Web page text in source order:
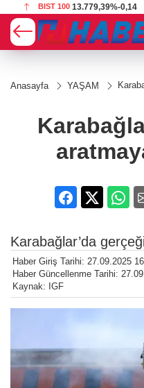
BIST 100 13.779,39%-0,14
Anasayfa YAŞAM
tatbikat
Karabağlar’da
Haber Giriş Tarihi: 27.09.2025
Haber Güncellenme Tarihi:
Kaynak: IGF